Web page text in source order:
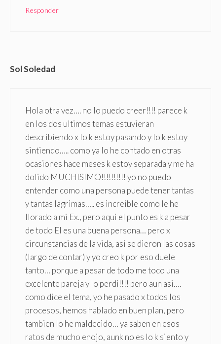
Responder
Sol Soledad
Hola otra vez…. no lo puedo creer!!!! parece k
en los dos ultimos temas estuvieran
describiendo x lo k estoy pasando y lo k estoy
sintiendo….. como ya lo he contado en otras
ocasiones hace meses k estoy separada y me ha
dolido MUCHISIMO!!!!!!!!!! yo no puedo
entender como una persona puede tener tantas
y tantas lagrimas….. es increible como le he
llorado a mi Ex., pero aqui el punto es k a pesar
de todo El es una buena persona… pero x
circunstancias de la vida, asi se dieron las cosas
(largo de contar) y yo creo k por eso duele
tanto… porque a pesar de todo me toco una
excelente pareja y lo perdi!!!! pero aun asi….
como dice el tema, yo he pasado x todos los
procesos, hemos hablado en buen plan, pero
tambien lo he maldecido… ya saben en esos
ratos de mucho enojo, aunk no es lo k siento y